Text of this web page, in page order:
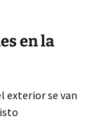
en la
exterior se van